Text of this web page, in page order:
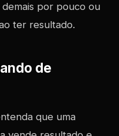
por pouco ou
ter resultado.
de
que uma